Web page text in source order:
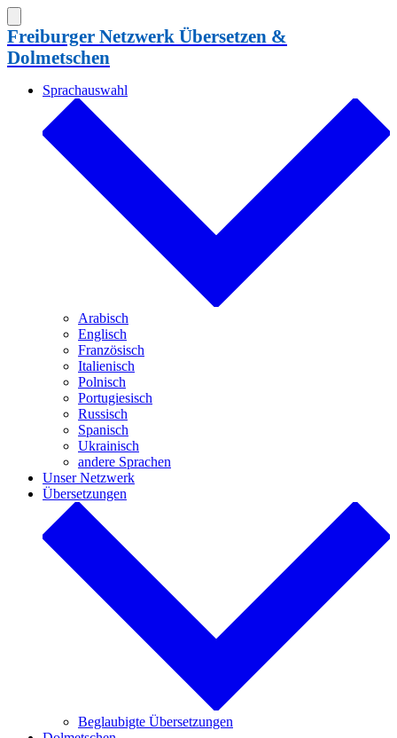
Zum
Inhalt
springen
Suche
ein-/ausblenden
Freiburger Netzwerk Übersetzen &
Dolmetschen
Sprachauswahl
Arabisch
Englisch
Französisch
Italienisch
Polnisch
Portugiesisch
Russisch
Spanisch
Ukrainisch
andere Sprachen
Unser Netzwerk
Übersetzungen
Beglaubigte Übersetzungen